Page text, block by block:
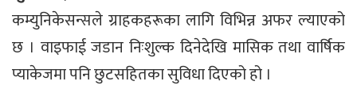
कम्युनिकेसन्सले ग्राहकहरूका लागि विभिन्न अफर ल्याएको
छ । वाइफाई जडान निःशुल्क दिनेदेखि मासिक तथा वार्षिक
प्याकेजमा पनि छुटसहितका सुविधा दिएको हो ।